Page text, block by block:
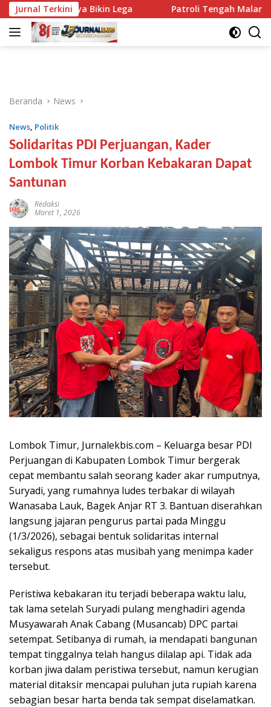
Langsung
ke
konten
Jurnal Terkini
Hasilnya Bikin Lega Patroli Tengah Malam di
Beranda News
News, Politik
Solidaritas PDI Perjuangan, Kader
Lombok Timur Korban Kebakaran Dapat
Santunan
Redaksi
Maret 1, 2026
Lombok Timur, Jurnalekbis.com – Keluarga besar PDI
Perjuangan di Kabupaten Lombok Timur bergerak
cepat membantu salah seorang kader akar rumputnya,
Suryadi, yang rumahnya ludes terbakar di wilayah
Wanasaba Lauk, Bagek Anjar RT 3. Bantuan diserahkan
langsung jajaran pengurus partai pada Minggu
(1/3/2026), sebagai bentuk solidaritas internal
sekaligus respons atas musibah yang menimpa kader
tersebut.
Peristiwa kebakaran itu terjadi beberapa waktu lalu,
tak lama setelah Suryadi pulang menghadiri agenda
Musyawarah Anak Cabang (Musancab) DPC partai
setempat. Setibanya di rumah, ia mendapati bangunan
tempat tinggalnya telah hangus dilalap api. Tidak ada
korban jiwa dalam peristiwa tersebut, namun kerugian
material ditaksir mencapai puluhan juta rupiah karena
sebagian besar harta benda tak sempat diselamatkan.